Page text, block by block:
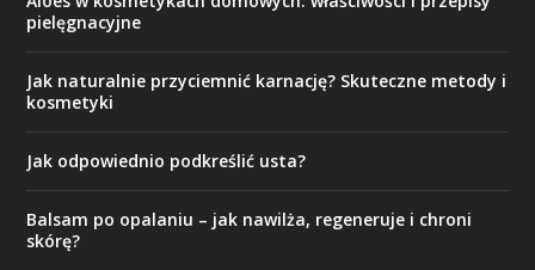
pielęgnacyjne
Jak naturalnie przyciemnić karnację? Skuteczne metody i
kosmetyki
Jak odpowiednio podkreślić usta?
Balsam po opalaniu – jak nawilża, regeneruje i chroni
skórę?